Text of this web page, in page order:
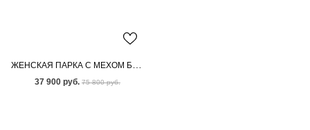
ЖЕНСКАЯ ПАРКА С МЕХОМ БЕНГАЛЬСКОЙ ЛИСЫ
37 900 руб. 75 800 руб.